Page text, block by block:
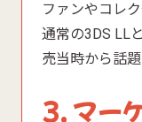
ファンやコレ
通常の3DS LL
売当時から話
3. マー